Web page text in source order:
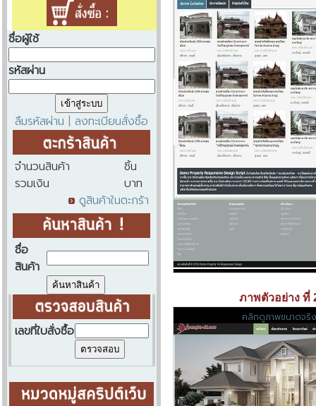
ชื่อผู้ใช้
รหัสผ่าน
ลืมรหัสผ่าน ลงทะเบียนสั่งซื้อ
จำนวนสินค้า
ชิ้น
รวมเงิน
บาท
ดูสินค้าในตะกร้า
ชื่อ
สินค้า
เลขที่ใบสั่งซื้อ
ภาพตัวอย่าง ที่
คลิกดูภาพขนาดจริง